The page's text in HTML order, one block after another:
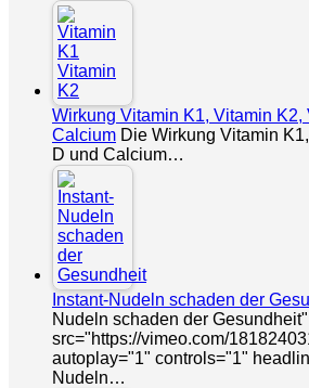
Wirkung Vitamin K1, Vitamin K2,
Calcium Die Wirkung Vitamin
D und Calcium…
Instant-Nudeln schaden der
Nudeln schaden der
src="https://vimeo.com/
autoplay="1" controls="1"
Nudeln…